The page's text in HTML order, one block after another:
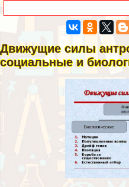
Движущие силы
социальные и